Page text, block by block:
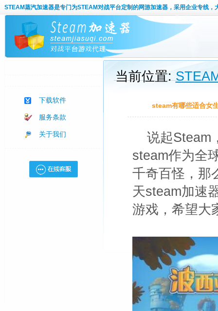
STEAM蒸汽加速器是专门为STEAM对战平台定制的网游加速器，采用企业专线，
下载软件
服务条款
关于我们
当前位置:
steam有哪些适合女
说起Steam
steam作为全
千奇百怪，那
天steam加速
游戏，希望大